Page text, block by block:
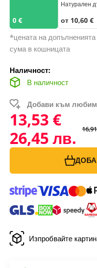
0 €
Натурален
от 10,60 €
*цената на
сума в кошницата
Наличност:
В наличност
Добави към
13,53 €
26,45 лв.
Изпробвайте